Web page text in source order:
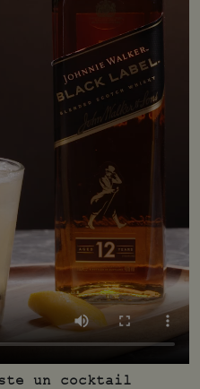
un cocktail